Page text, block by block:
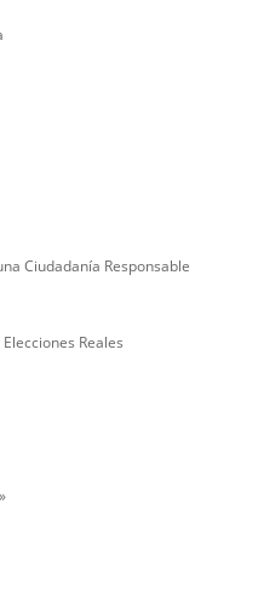
Ciudadanía Responsable
Reales